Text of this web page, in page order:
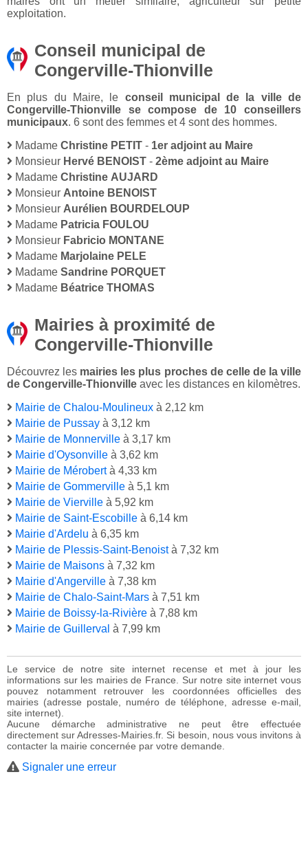
exploitation.
Conseil municipal de
Congerville-Thionville
En plus du Maire, le conseil municipal de la ville de
Congerville-Thionville se compose de 10 conseillers
municipaux. 6 sont des femmes et 4 sont des hommes.
Madame Christine PETIT - 1er adjoint au Maire
Monsieur Hervé BENOIST - 2ème adjoint au Maire
Madame Christine AUJARD
Monsieur Antoine BENOIST
Monsieur Aurélien BOURDELOUP
Madame Patricia FOULOU
Monsieur Fabricio MONTANE
Madame Marjolaine PELE
Madame Sandrine PORQUET
Madame Béatrice THOMAS
Mairies à proximité de
Congerville-Thionville
Découvrez les mairies les plus proches de celle de la ville
de Congerville-Thionville avec les distances en kilomètres.
Mairie de Chalou-Moulineux à 2,12 km
Mairie de Pussay à 3,12 km
Mairie de Monnerville à 3,17 km
Mairie d'Oysonville à 3,62 km
Mairie de Mérobertà 4,33 km
Mairie de Gommerville à 5,1 km
Mairie de Vierville à 5,92 km
Mairie de Saint-Escobille à 6,14 km
Mairie d'Ardelu à 6,35 km
Mairie de Plessis-Saint-Benoistà 7,32 km
Mairie de Maisons à 7,32 km
Mairie d'Angerville à 7,38 km
Mairie de Chalo-Saint-Mars à 7,51 km
Mairie de Boissy-la-Rivière à 7,88 km
Mairie de Guillerval à 7,99 km
Le service de notre site internet recense et met à jour les
informations sur les mairies de France. Sur notre site internet vous
pouvez notamment retrouver les coordonnées officielles des
mairies (adresse postale, numéro de téléphone, adresse e-mail,
site internet).
Aucune démarche administrative ne peut être effectuée
directement sur Adresses-Mairies.fr. Si besoin, nous vous invitons à
contacter la mairie concernée par votre demande.
Signaler une erreur